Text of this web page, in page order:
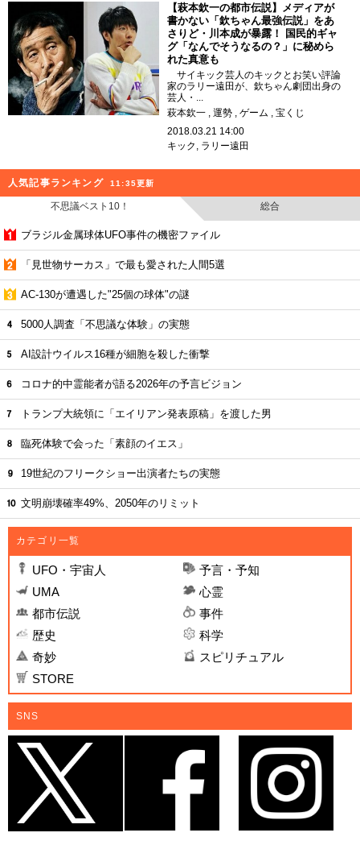
【萩本欽一の都市伝説】メディアが
書かない「欽ちゃん最強伝説」をあ
さりど・川本成が暴露！ 国民的ギャ
グ「なんでそうなるの？」に秘めら
れた真意も
サイキック芸人のキックとお笑い評論
家のラリー遠田が、欽ちゃん劇団出身の
芸人・...
萩本欽一
運勢 ゲーム
宝くじ
2018.03.21 14:00
キック
ラリー遠田
人気記事ランキング 11:35更新
不思議ベスト10！ 総合
ブラジル金属球体UFO事件の機密ファイル
「見世物サーカス」で最も愛された人間5選
AC-130が遭遇した"25個の球体"の謎
5000人調査「不思議な体験」の実態
AI設計ウイルス16種が細胞を殺した衝撃
コロナ的中霊能者が語る2026年の予言ビジョン
トランプ大統領に「エイリアン発表原稿」を渡した男
臨死体験で会った「素顔のイエス」
19世紀のフリークショー出演者たちの実態
文明崩壊確率49%、2050年のリミット
カテゴリ一覧
UFO・宇宙人
予言・予知
UMA
心霊
都市伝説
事件
歴史
科学
奇妙
スピリチュアル
STORE
SNS